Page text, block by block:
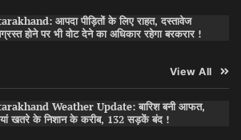
आपदा पीड़ितों के लिए राहत, दस्तावेज
होने पर भी वोट देने का अधिकार रहेगा बरकरार !
View All
Weather Update: बारिश बनी आफत,
खतरे के निशान के करीब, 132 सड़कें बंद !